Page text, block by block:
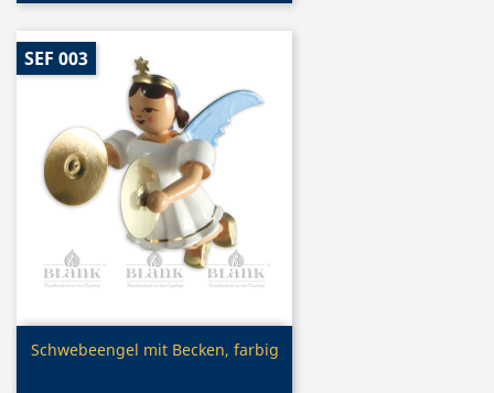
Vorschau
Schwebeengel mit Becken, farbig
SEF 003